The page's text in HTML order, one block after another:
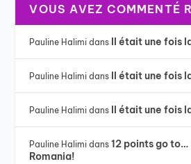
VOUS AVEZ COMMENTÉ
Pauline Halimi dans Il était une fois
Pauline Halimi dans Il était une fois
Pauline Halimi dans Il était une fois
Pauline Halimi dans12 points go to…
Romania!